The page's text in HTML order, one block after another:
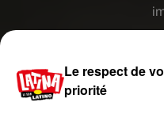
Le respect de
priorité